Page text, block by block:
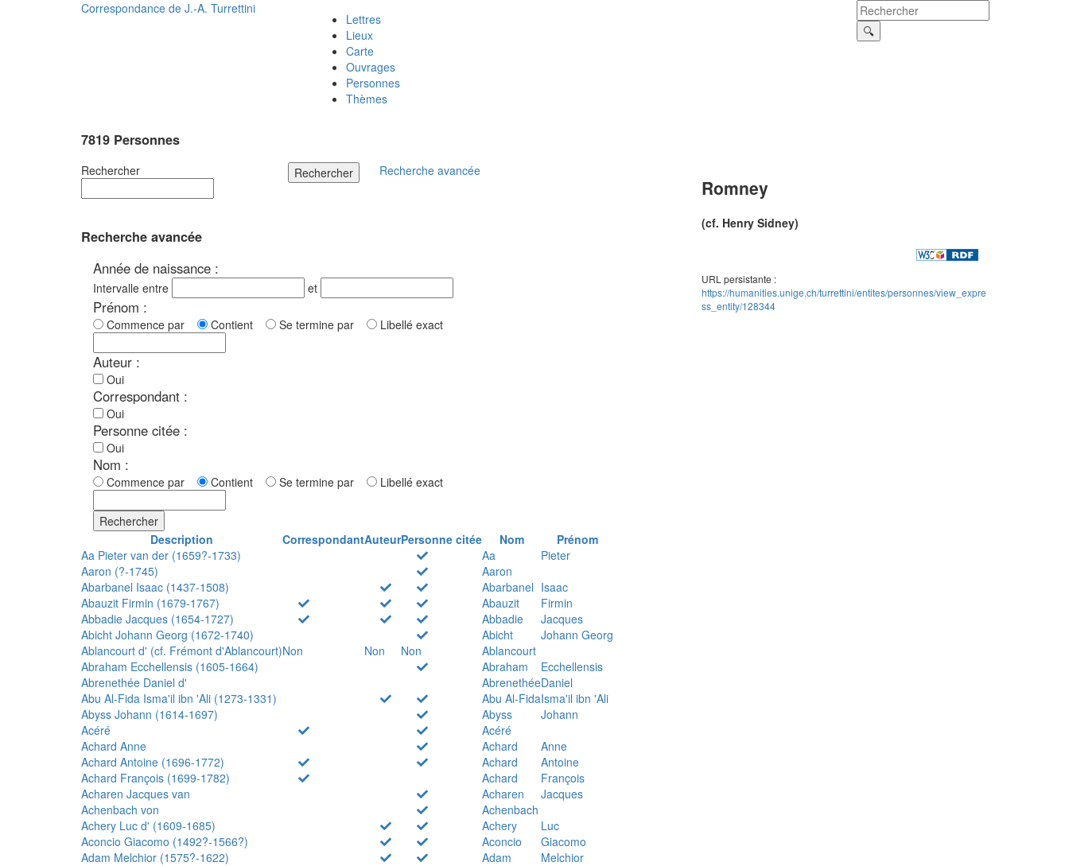
Correspondance de J.-A. Turrettini
Lettres
Lieux
Carte
Ouvrages
Personnes
Thèmes
7819 Personnes
Rechercher Rechercher Recherche avancée
Recherche avancée
Année de naissance :
Intervalle entre et
Prénom :
Commence par Contient Se termine par Libellé exact
Auteur :
Oui
Correspondant :
Oui
Personne citée :
Oui
Nom :
Commence par Contient Se termine par Libellé exact
Rechercher
Description
CorrespondantAuteurPersonne citée Nom
Prénom
Aa Pieter van der (1659?-1733)
Aa
Pieter
Aaron (?-1745)
Aaron
Abarbanel Isaac (1437-1508)
Abarbanel Isaac
Abauzit Firmin (1679-1767)
Abauzit
Firmin
Abbadie Jacques (1654-1727)
Abbadie
Jacques
Abicht Johann Georg (1672-1740)
Abicht
Johann Georg
Ablancourt d' (cf. Frémont d'Ablancourt)Non Non Non
Ablancourt
Abraham Ecchellensis (1605-1664)
Abraham
Ecchellensis
Abrenethée Daniel d'
AbrenethéeDaniel
Abu Al-Fida Isma'il ibn 'Ali (1273-1331)
Abu Al-FidaIsma'il ibn 'Ali
Abyss Johann (1614-1697)
Abyss
Johann
Acéré
Acéré
Achard Anne
Achard
Anne
Achard Antoine (1696-1772)
Achard
Antoine
Achard François (1699-1782)
Achard
François
Acharen Jacques van
Acharen
Jacques
Achenbach von
Achenbach
Achery Luc d' (1609-1685)
Achery
Luc
Aconcio Giacomo (1492?-1566?)
Aconcio
Giacomo
Adam Melchior (1575?-1622)
Adam
Melchior
Romney
(cf. Henry Sidney)
URL persistante :
https://humanities.unige.ch/turrettini/entites/personnes/view_expre
ss_entity/128344